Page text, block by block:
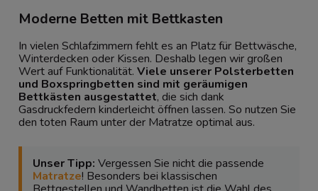
Moderne Betten mit Bettkasten
In vielen Schlafzimmern fehlt es an Platz für Bettwäsche,
Winterdecken oder Kissen. Deshalb legen wir großen
Wert auf Funktionalität. Viele unserer Polsterbetten
und Boxspringbetten sind mit geräumigen
Bettkästen ausgestattet, die sich dank
Gasdruckfedern kinderleicht öffnen lassen. So nutzen Sie
den toten Raum unter der Matratze optimal aus.
Unser Tipp: Vergessen Sie nicht die passende
Matratze! Besonders bei klassischen